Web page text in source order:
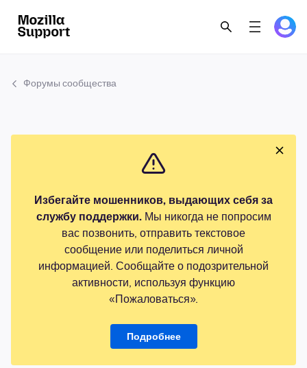
Форумы сообщества
Избегайте мошенников, выдающих себя за
службу поддержки.Мы никогда не попросим
вас позвонить, отправить текстовое
сообщение или поделиться личной
информацией. Сообщайте о подозрительной
активности, используя функцию
«Пожаловаться».
Подробнее